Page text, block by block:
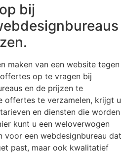
bij
maken van een website tegen
op te vragen bij
en de prijzen te
offertes te verzamelen, krijgt u
en diensten die worden
kunt u een weloverwogen
voor een webdesignbureau dat
past, maar ook kwalitatief